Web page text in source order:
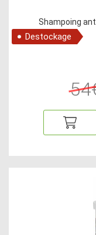
Shampoing
Destockage